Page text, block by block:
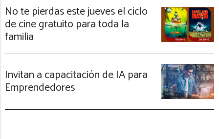
No te pierdas este jueves el ciclo
de cine gratuito para toda la
familia
Invitan a capacitación de IA para
Emprendedores